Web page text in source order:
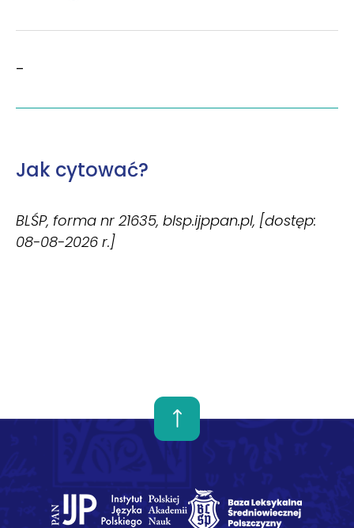
–
Jak cytować?
BLŚP, forma nr 21635, blsp.ijppan.pl, [dostęp:
08-08-2026 r.]